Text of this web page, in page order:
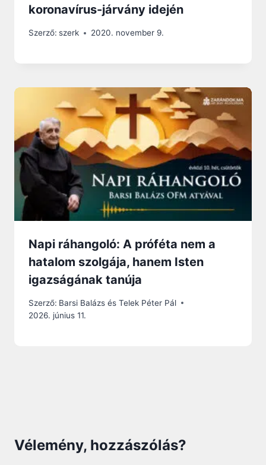
koronavírus-járvány idején
Szerző: szerk 2020. november 9.
Napi ráhangoló: A próféta nem a
hatalom szolgája, hanem Isten
igazságának tanúja
Szerző: Barsi Balázs és Telek Péter Pál
2026. június 11.
Vélemény, hozzászólás?